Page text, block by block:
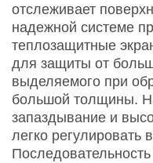
отслеживает
надежной системе
теплозащитные
для защиты от
выделяемого при
большой толщины.
запаздывание и
легко регулировать